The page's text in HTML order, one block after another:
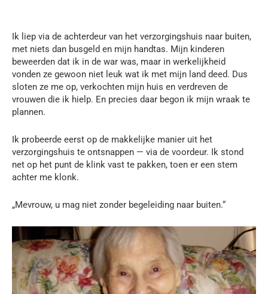
Ik liep via de achterdeur van het verzorgingshuis naar buiten,
met niets dan busgeld en mijn handtas. Mijn kinderen
beweerden dat ik in de war was, maar in werkelijkheid
vonden ze gewoon niet leuk wat ik met mijn land deed. Dus
sloten ze me op, verkochten mijn huis en verdreven de
vrouwen die ik hielp. En precies daar begon ik mijn wraak te
plannen.
Ik probeerde eerst op de makkelijke manier uit het
verzorgingshuis te ontsnappen — via de voordeur. Ik stond
net op het punt de klink vast te pakken, toen er een stem
achter me klonk.
„Mevrouw, u mag niet zonder begeleiding naar buiten.“